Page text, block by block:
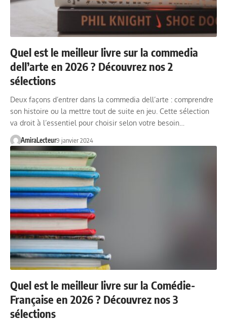
Quel est le meilleur livre sur la commedia
dell’arte en 2026 ? Découvrez nos 2
sélections
Deux façons d’entrer dans la commedia dell’arte : comprendre
son histoire ou la mettre tout de suite en jeu. Cette sélection
va droit à l’essentiel pour choisir selon votre besoin…
AmiraLecteur9 janvier 2024
Quel est le meilleur livre sur la Comédie-
Française en 2026 ? Découvrez nos 3
sélections